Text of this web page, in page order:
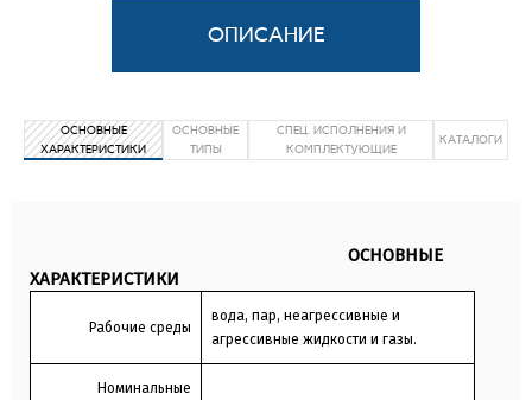
ОСНОВНЫЕ
ХАРАКТЕРИСТИКИ
ОСНОВНЫЕ
ТИПЫ
СПЕЦ. ИСПОЛНЕНИЯ И
КОМПЛЕКТУЮЩИЕ
КАТАЛОГИ
ОСНОВНЫЕ
ХАРАКТЕРИСТИКИ
Рабочие среды
вода, пар, неагрессивные и
агрессивные жидкости и газы.
Номинальные